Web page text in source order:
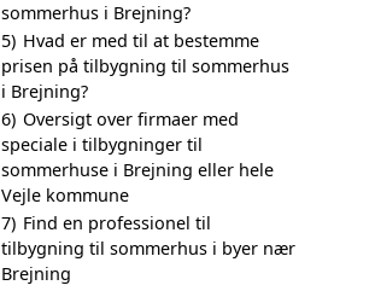
sommerhus i Brejning?
5) Hvad er med til at bestemme
prisen på tilbygning til sommerhus
i Brejning?
6) Oversigt over firmaer med
speciale i tilbygninger til
sommerhuse i Brejning eller hele
Vejle kommune
7) Find en professionel til
tilbygning til sommerhus i byer nær
Brejning